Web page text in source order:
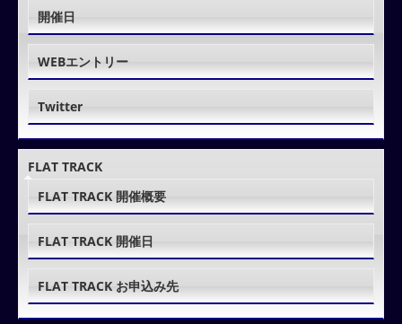
開催日
WEBエントリー
Twitter
FLAT TRACK
FLAT TRACK 開催概要
FLAT TRACK 開催日
FLAT TRACK お申込み先